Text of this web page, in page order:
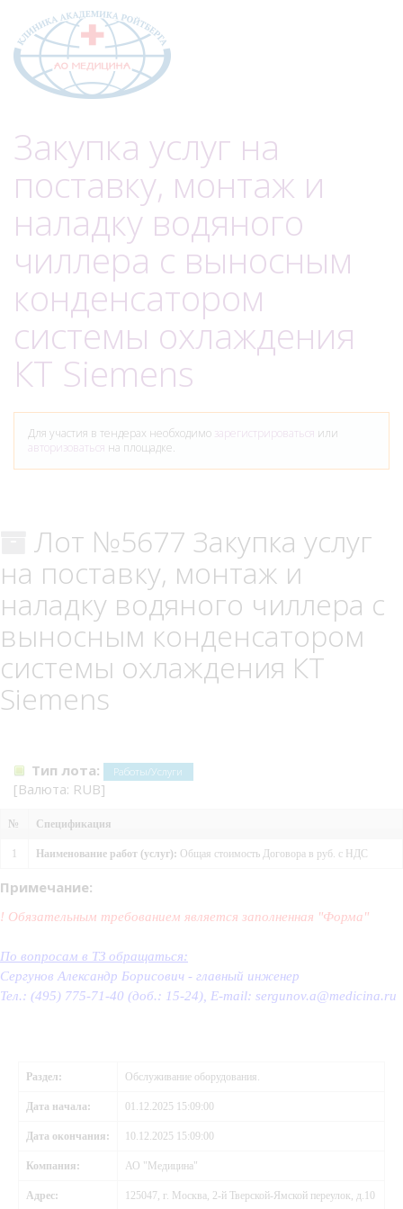
Закупка услуг на
поставку, монтаж и
наладку водяного
чиллера с выносным
конденсатором
системы охлаждения
КТ Siemens
Для участия в тендерах необходимо зарегистрироваться или
авторизоваться на площадке.
Лот №5677 Закупка услуг
на поставку, монтаж и
наладку водяного чиллера с
выносным конденсатором
системы охлаждения КТ
Siemens
Тип лота: Работы/Услуги
[Валюта: RUB]
№ Спецификация
Наименование работ (услуг): Общая стоимость Договора в руб. с НДС
Примечание:
! Обязательным требованием является заполненная "Форма"
По вопросам в ТЗ обращаться:
Сергунов Александр Борисович - главный инженер
Тел.: (495) 775-71-40 (доб.: 15-24), E-mail: sergunov.a@medicina.ru
Раздел: Обслуживание оборудования.
Дата начала: 01.12.2025 15:09:00
Дата окончания: 10.12.2025 15:09:00
Компания: АО "Медицина"
Адрес: 125047, г. Москва, 2-й Тверской-Ямской переулок, д.10